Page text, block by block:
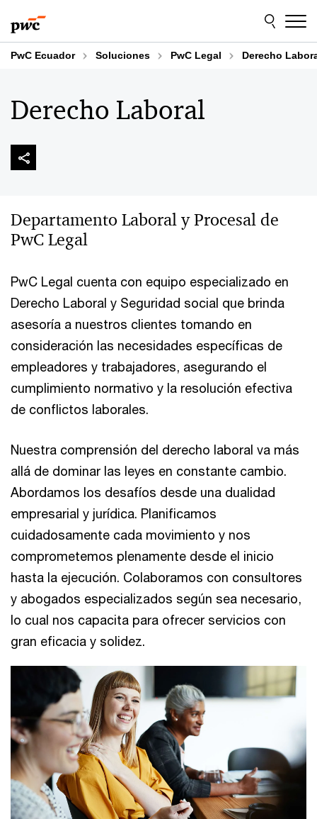
to
content
to
footer
PwC Ecuador Soluciones PwC Legal Derecho
Derecho Laboral
Departamento Laboral y Procesal de
PwC Legal
PwC Legal cuenta con equipo especializado en
Derecho Laboral y Seguridad social que brinda
asesoría a nuestros clientes tomando en
consideración las necesidades específicas de
empleadores y trabajadores, asegurando el
cumplimiento normativo y la resolución efectiva
de conflictos laborales.
Nuestra comprensión del derecho laboral va más
allá de dominar las leyes en constante cambio.
Abordamos los desafíos desde una dualidad
empresarial y jurídica. Planificamos
cuidadosamente cada movimiento y nos
comprometemos plenamente desde el inicio
hasta la ejecución. Colaboramos con consultores
y abogados especializados según sea necesario,
lo cual nos capacita para ofrecer servicios con
gran eficacia y solidez.